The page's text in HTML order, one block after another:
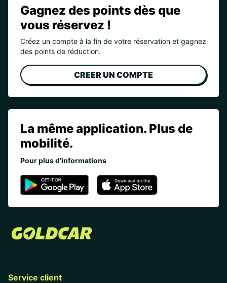
Gagnez des points dès que
vous réservez !
Créez un compte à la fin de votre réservation et gagnez
des points de réduction.
CREER UN COMPTE
La même application. Plus de
mobilité.
Pour plus d'informations
Service client